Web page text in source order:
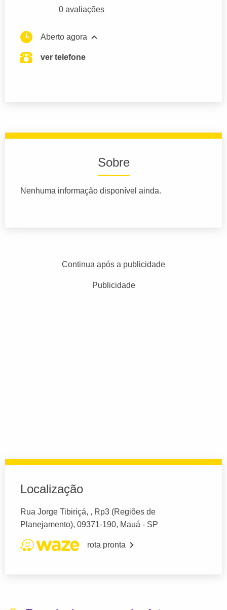
0 avaliações
Aberto agora
ver telefone
Sobre
Nenhuma informação disponível ainda.
Continua após a publicidade
Publicidade
Localização
Rua Jorge Tibiriçá, , Rp3 (Regiões de
Planejamento), 09371-190, Mauá - SP
rota pronta